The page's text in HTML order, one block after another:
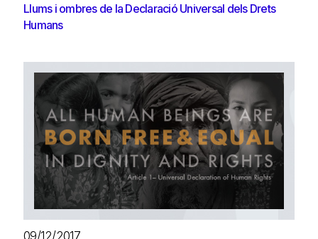
Llums i ombres de la Declaració Universal dels Drets
Humans
09/12/2017